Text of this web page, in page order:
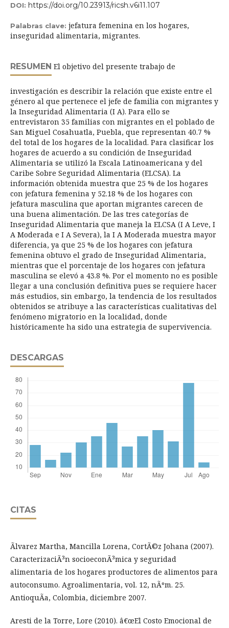
DOI: https://doi.org/10.23913/ricsh.v6i11.107
Palabras clave: jefatura femenina en los hogares,
inseguridad alimentaria, migrantes.
RESUMEN El objetivo del presente trabajo de
investigación es describir la relación que existe entre el
género al que pertenece el jefe de familia con migrantes y
la Inseguridad Alimentaria (I A). Para ello se
entrevistaron 35 familias con migrantes en el poblado de
San Miguel Cosahuatla, Puebla, que representan 40.7 %
del total de los hogares de la localidad. Para clasificar los
hogares de acuerdo a su condición de Inseguridad
Alimentaria se utilizó la Escala Latinoamericana y del
Caribe Sobre Seguridad Alimentaria (ELCSA). La
información obtenida muestra que 25 % de los hogares
con jefatura femenina y 52.18 % de los hogares con
jefatura masculina que aportan migrantes carecen de
una buena alimentación. De las tres categorías de
Inseguridad Alimentaria que maneja la ELCSA (I A Leve, I
A Moderada e I A Severa), la I A Moderada muestra mayor
diferencia, ya que 25 % de los hogares con jefatura
femenina obtuvo el grado de Inseguridad Alimentaria,
mientras que el porcentaje de los hogares con jefatura
masculina se elevó a 43.8 %. Por el momento no es posible
llegar a una conclusión definitiva pues se requiere hacer
más estudios, sin embargo, la tendencia de los resultados
obtenidos se atribuye a las características cualitativas del
fenómeno migratorio en la localidad, donde
históricamente ha sido una estrategia de supervivencia.
DESCARGAS
CITAS
Ãlvarez Martha, Mancilla Lorena, CortÃ©z Johana (2007).
CaracterizaciÃ³n socioeconÃ³mica y seguridad
alimentaria de los hogares productores de alimentos para
autoconsumo. Agroalimentaria, vol. 12, nÃºm. 25.
AntioquÃ­a, Colombia, diciembre 2007.
Aresti de la Torre, Lore (2010). â€œEl Costo Emocional de